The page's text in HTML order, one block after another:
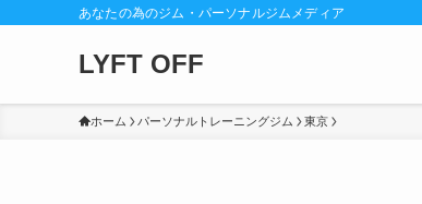
あなたの為のジム・パーソナルジムメディア
LYFT OFF
ホーム パーソナルトレーニングジム 東京